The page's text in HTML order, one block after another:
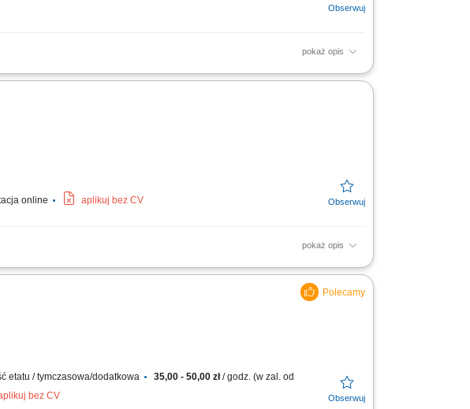
pokaż opis
przesyłek podczas transportu, aby dotarły w nienaruszonym
online aplikuj bez CV
pokaż opis
z wynagrodzenia podstawowego w wysokości 15.15 € za godzinę,
etatu / tymczasowa/dodatkowa 35,00 - 50,00 zł/ godz. (w zal. od
bez CV